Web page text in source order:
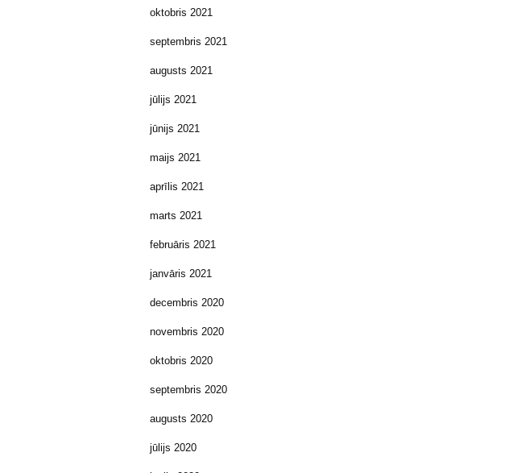
oktobris 2021
septembris 2021
augusts 2021
jūlijs 2021
jūnijs 2021
maijs 2021
aprīlis 2021
marts 2021
februāris 2021
janvāris 2021
decembris 2020
novembris 2020
oktobris 2020
septembris 2020
augusts 2020
jūlijs 2020